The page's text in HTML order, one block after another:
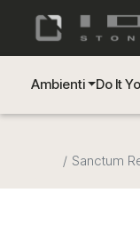
Ambienti Do It
Sanctum